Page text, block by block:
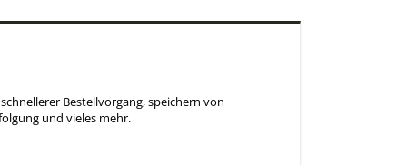
Bestellvorgang, speichern von
und vieles mehr.